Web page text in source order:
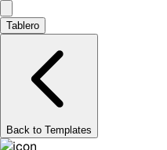
Tablero
Back to Templates